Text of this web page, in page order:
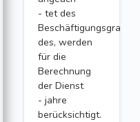
- tet des
Beschäftigungsgra
des, werden
für die
Berechnung
der Dienst
- jahre
berücksichtigt.